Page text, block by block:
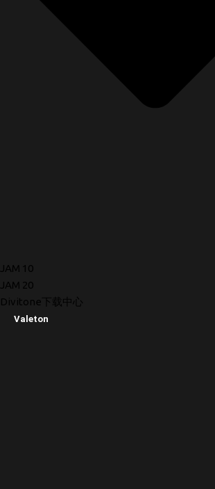
JAM 10
JAM 20
Divitone下载中心
Valeton